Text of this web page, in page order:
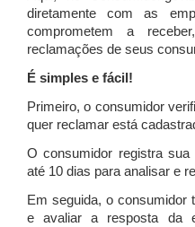
diretamente com as
comprometem a
reclamações de seus
É simples e fácil!
Primeiro, o consumidor
quer reclamar está
O consumidor registra
até 10 dias para analisar e
Em seguida, o consumidor
e avaliar a resposta da